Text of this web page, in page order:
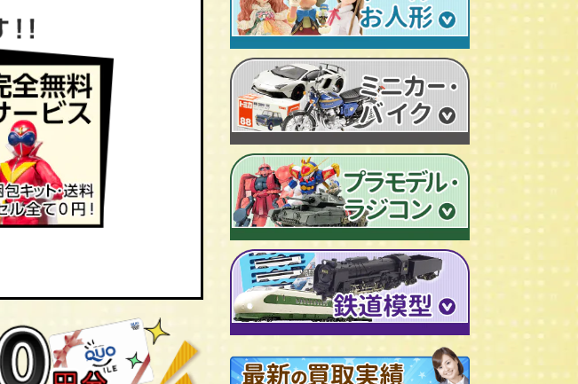
マルサン/MARUSAN
ブルマァク/BULLMARK
ポピー/POPY
旧タカラ/TAKARA
旧バンダイ/BANDAI
タカトクトイス/T.T
中嶋製作所
ヨネザワ/米澤玩具
P.O.P
RAH
CCP キン肉マン
超像可動
聖闘士聖衣神話
Figuarts/フィギュアーツ
ワールドコレクタブル
プレイモービル
トランスフォーマー
マクロス
メタルヒーローシリーズ
スーパー戦隊
超合金魂
ROBOT魂
RAH
マスターピース
M1号
S.H.モンスターアーツ
ULTRA-ACT
SDX
ターミネーター
ロボコップ
バットマン
グレムリン
バイオハザード
ディズニー
リビングデッドドールズ/LDD
ホットトイズ/HOT TOYS
サイドショウ/SIDE SHOW
パリセイズ/PALISADES
メズコ/MEZCO
プレイアーツ/PLAY ARTS
RAH
セーラームーン
魔法少女まどか☆マギカ
フェイト/Fate
武装神姫
魔法少女リリカルなのは
艦隊これくしょん -艦これ-
けいおん！
すーぱーそに子
一騎当千
東方Project
涼宮ハルヒの憂鬱
化物語・偽物語
百花繚乱
ブライス/Blythe
スーパードルフィー/ドルフィードリーム
アゾンドール/AZONE
モモコ/momoko
ハイブリッドアクティブ/HAF
えっくす☆きゅーと
ピュアニーモ
リカちゃん
バービー
シルバニアファミリー
トミカ/TOMICA
エブロ/EBBRO
ミニチャンプス
hpiレーシング
ノレブ/NOREV
ダイヤペット/Diapet
ガンダム/GUNDAM
アーマード・コア